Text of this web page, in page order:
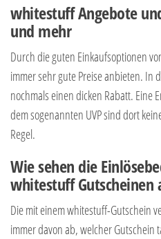
whitestuff Angebote
und mehr
Durch die guten Einkaufsoptionen
immer sehr gute Preise anbieten. In
nochmals einen dicken Rabatt. Eine
dem sogenannten UVP sind dort
Regel.
Wie sehen die
whitestuff Gutscheinen
Die mit einem whitestuff-Gutschein
immer davon ab, welcher